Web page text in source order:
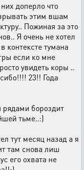
доперло что
этим вшам
Пожиная за это
Я очень не хотел
контексте тумана
если ко мне
увидеть коры ..
23!! Года
рядами бороздит
тьме..:)
тут месяц назад а я
там снова лиш
его охвата не